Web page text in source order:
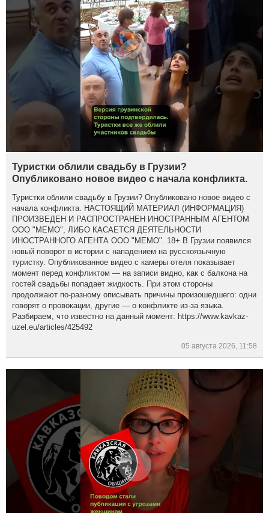
Туристки облили свадьбу в Грузии?
Опубликовано новое видео с начала конфликта.
Туристки облили свадьбу в Грузии? Опубликовано новое видео с
начала конфликта. НАСТОЯЩИЙ МАТЕРИАЛ (ИНФОРМАЦИЯ)
ПРОИЗВЕДЕН И РАСПРОСТРАНЕН ИНОСТРАННЫМ АГЕНТОМ
ООО "МЕМО", ЛИБО КАСАЕТСЯ ДЕЯТЕЛЬНОСТИ
ИНОСТРАННОГО АГЕНТА ООО "МЕМО". 18+ В Грузии появился
новый поворот в истории с нападением на русскоязычную
туристку. Опубликованное видео с камеры отеля показывает
момент перед конфликтом — на записи видно, как с балкона на
гостей свадьбы попадает жидкость. При этом стороны
продолжают по-разному описывать причины произошедшего: одни
говорят о провокации, другие — о конфликте из-за языка.
Разбираем, что известно на данный момент: https://www.kavkaz-
uzel.eu/articles/425492
05 августа 2026, 11:58